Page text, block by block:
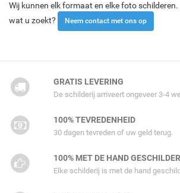
Wij kunnen elk formaat en elke foto
wat u zoekt?
Neem contact met ons op
GRATIS LEVERING
De schilderij arriveert ongeveer 3-4
100% TEVREDENHEID
30 dagen tevreden of uw geld terug.
100% MET DE HAND
Elke schilderij is met de hand